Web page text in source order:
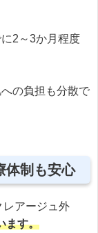
2～3か月程度
の負担も分散で
体制も安心
レアージュ外
ます。